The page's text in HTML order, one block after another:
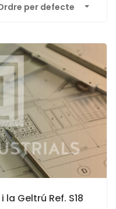
per defecte
Geltrú Ref. S18